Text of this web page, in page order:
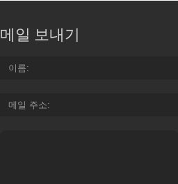
메일 보내기
이름
메일 주소